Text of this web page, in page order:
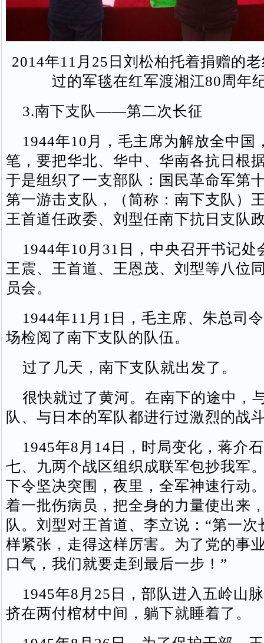
2014年11月25日刘松柏托着捐赠的
过的军毯在红军渡湘江80周年
3.南下支队——第二次长征
1944年10月，毛主席为解放全中国
笔，要把华北、华中、华南各抗日根
于是组织了一支部队：国民革命军第
第一游击支队，（简称：南下支队）
王首道任政委、刘型任南下抗日支队
1944年10月31日，中央召开书记处
王震、王首道、王恩茂、刘型等八位
员会。
1944年11月1日，毛主席、朱总司
场检阅了南下支队的队伍。
过了几天，南下支队就出发了。
很快就过了黄河。在南下的途中，
队、与日本的军队都进行过激烈的战
1945年8月14日，时局变化，蒋介
七、九两个战区组织成联军包抄我军
下令坚决突围，夜里，全军神速行动
着一批伤病员，把全身的力量使出来
队。刘型对王首道、李立说：“第一次
样紧张，走得这样厉害。为了党的事
口气，我们就要走到最后一步！”
1945年8月25日，部队进入五岭山
挤在两付棺材中间，躺下就睡着了。